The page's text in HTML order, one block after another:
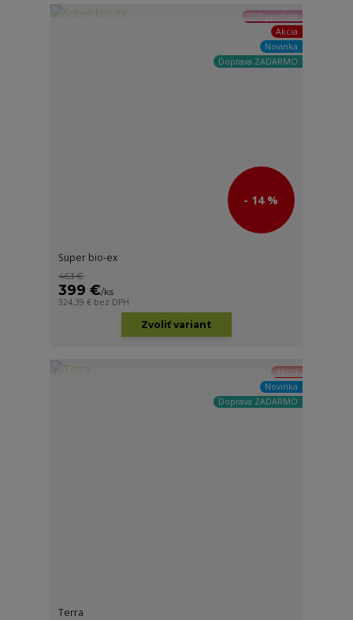
TOP produkt
Akcia
Novinka
Doprava ZADARMO
- 14 %
Super bio-ex
463 €
399 €/ks
324,39 € bez DPH
Zvoliť variant
Akcia
Novinka
Doprava ZADARMO
Terra